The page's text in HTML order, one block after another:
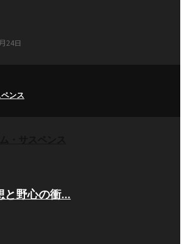
24日
ンス
と野心の衝…